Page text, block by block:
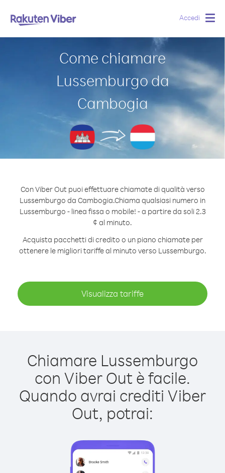
Accedi
Come chiamare
Lussemburgo da
Cambogia
Con Viber Out puoi effettuare chiamate di qualità verso
Lussemburgo da Cambogia.Chiama qualsiasi numero in
Lussemburgo - linea fissa o mobile! - a partire da soli 2.3
¢ al minuto.
Acquista pacchetti di credito o un piano chiamate per
ottenere le migliori tariffe al minuto verso Lussemburgo.
Visualizza tariffe
Chiamare Lussemburgo
con Viber Out è facile.
Quando avrai crediti Viber
Out, potrai: